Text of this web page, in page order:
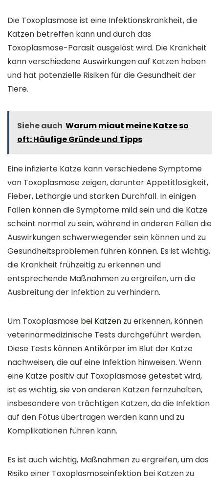
Die Toxoplasmose ist eine Infektionskrankheit, die
Katzen betreffen kann und durch das
Toxoplasmose-Parasit ausgelöst wird. Die Krankheit
kann verschiedene Auswirkungen auf Katzen haben
und hat potenzielle Risiken für die Gesundheit der
Tiere.
Siehe auch Warum miaut meine Katze so
oft: Häufige Gründe und Tipps
Eine infizierte Katze kann verschiedene Symptome
von Toxoplasmose zeigen, darunter Appetitlosigkeit,
Fieber, Lethargie und starken Durchfall. In einigen
Fällen können die Symptome mild sein und die Katze
scheint normal zu sein, während in anderen Fällen die
Auswirkungen schwerwiegender sein können und zu
Gesundheitsproblemen führen können. Es ist wichtig,
die Krankheit frühzeitig zu erkennen und
entsprechende Maßnahmen zu ergreifen, um die
Ausbreitung der Infektion zu verhindern.
Um Toxoplasmose bei Katzen zu erkennen, können
veterinärmedizinische Tests durchgeführt werden.
Diese Tests können Antikörper im Blut der Katze
nachweisen, die auf eine Infektion hinweisen. Wenn
eine Katze positiv auf Toxoplasmose getestet wird,
ist es wichtig, sie von anderen Katzen fernzuhalten,
insbesondere von trächtigen Katzen, da die Infektion
auf den Fötus übertragen werden kann und zu
Komplikationen führen kann.
Es ist auch wichtig, Maßnahmen zu ergreifen, um das
Risiko einer Toxoplasmoseinfektion bei Katzen zu